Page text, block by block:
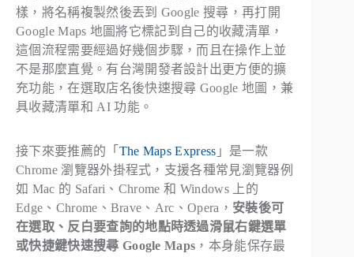
樣，將名稱複製然後丟到 Google 搜尋，再打開
Google Maps 地圖將它標記到自己的收藏清單，
這個流程需要經過好幾個步驟，而且在操作上並
不是那麼直覺。有台灣開發者設計出更方便的擴
充功能，在選取店名後快速搜尋 Google 地圖，兼
具收藏清單和 AI 功能。
接下來要推薦的「 The Maps Express 」是一款
Chrome 瀏覽器外掛程式，支援各種常見瀏覽器例
如 Mac 的 Safari、Chrome 和 Windows 上的
Edge、Chrome、Brave、Arc、Opera， 安裝後可
在選取、反白要查詢的地點時透過滑鼠右鍵選單
或快捷鍵快速搜尋 Google Maps ，本身能保存最